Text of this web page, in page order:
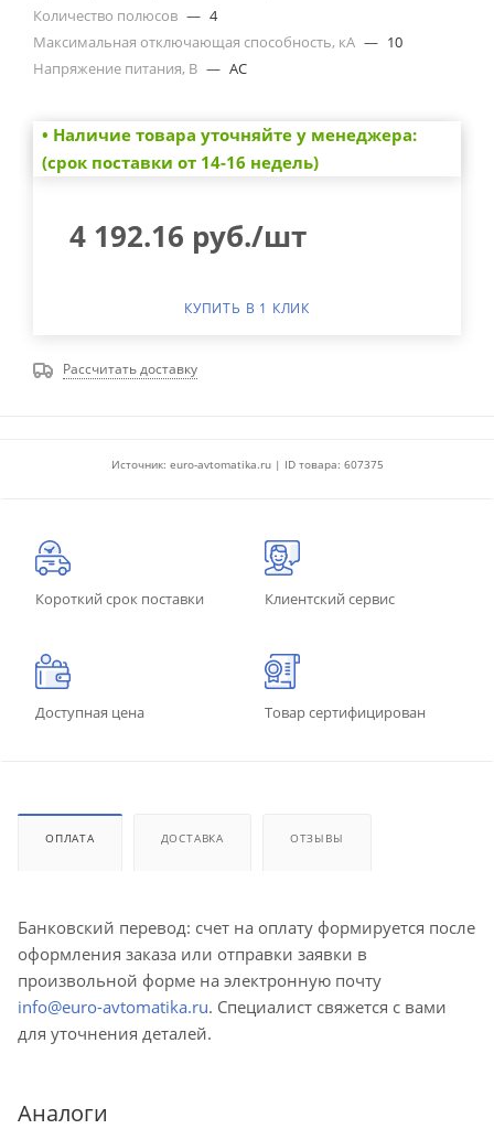
Количество полюсов — 4
Максимальная отключающая способность, кА — 10
Напряжение питания, В — AC
• Наличие товара уточняйте у менеджера:
(срок поставки от 14-16 недель)
4 192.16 руб./шт
КУПИТЬ В 1 КЛИК
Рассчитать доставку
Источник: euro-avtomatika.ru | ID товара: 607375
Короткий срок поставки Клиентский сервис
Доступная цена Товар сертифицирован
ОПЛАТА ДОСТАВКА ОТЗЫВЫ
Банковский перевод: счет на оплату формируется после
оформления заказа или отправки заявки в
произвольной форме на электронную почту
info@euro-avtomatika.ru. Специалист свяжется с вами
для уточнения деталей.
Аналоги